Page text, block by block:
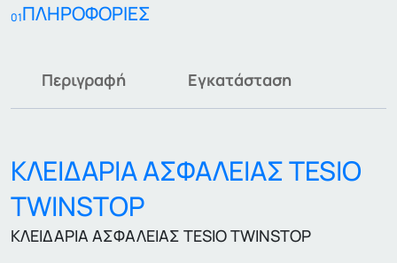
01ΠΛΗΡΟΦΟΡΙΕΣ
Περιγραφή Εγκατάσταση
ΚΛΕΙΔΑΡΙΑ ΑΣΦΑΛΕΙΑΣ TESIO
TWINSTOP
ΚΛΕΙΔΑΡΙΑ ΑΣΦΑΛΕΙΑΣ TESIO TWINSTOP